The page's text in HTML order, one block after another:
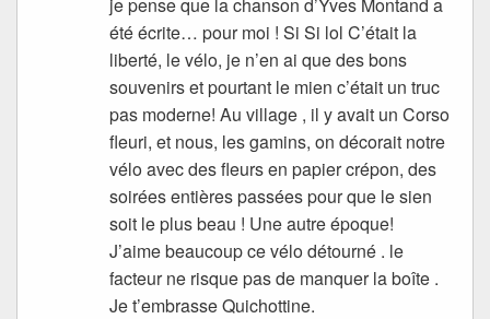
été écrite… pour moi ! Si Si lol C’était la
liberté, le vélo, je n’en ai que des bons
souvenirs et pourtant le mien c’était un truc
pas moderne! Au village , il y avait un Corso
fleuri, et nous, les gamins, on décorait notre
vélo avec des fleurs en papier crépon, des
soirées entières passées pour que le sien
soit le plus beau ! Une autre époque!
J’aime beaucoup ce vélo détourné . le
facteur ne risque pas de manquer la boîte .
Je t’embrasse Quichottine.